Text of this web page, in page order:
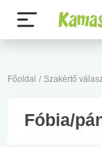
Főoldal / Szakértő
Fóbia/